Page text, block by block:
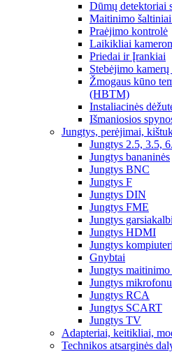
Dūmų detektoriai
Maitinimo šaltiniai
Praėjimo kontrolė
Laikikliai
Priedai ir Įrankiai
Stebėjimo
Žmogaus kūno
(HBTM)
Instaliacinės
Išmaniosios
Jungtys, perėjimai,
Jungtys 2.5, 3.5,
Jungtys bananinės
Jungtys BNC
Jungtys F
Jungtys DIN
Jungtys FME
Jungtys
Jungtys HDMI
Jungtys
Gnybtai
Jungtys
Jungtys
Jungtys RCA
Jungtys SCART
Jungtys TV
Adapteriai, keitikliai,
Technikos atsarginės